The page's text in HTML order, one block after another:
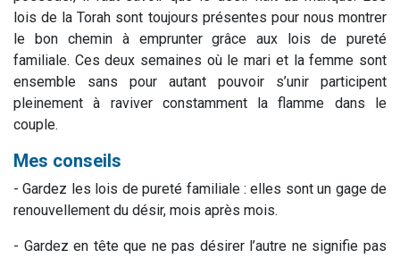
lois de la Torah sont toujours présentes pour nous montrer
le bon chemin à emprunter grâce aux lois de pureté
familiale. Ces deux semaines où le mari et la femme sont
ensemble sans pour autant pouvoir s’unir participent
pleinement à raviver constamment la flamme dans le
couple.
Mes conseils
- Gardez les lois de pureté familiale : elles sont un gage de
renouvellement du désir, mois après mois.
- Gardez en tête que ne pas désirer l’autre ne signifie pas